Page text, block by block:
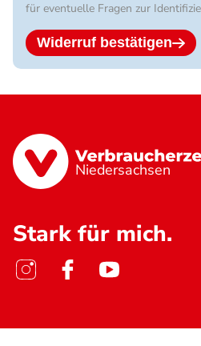
für eventuelle Fragen zur
Widerruf bestätigen
Niedersachsen
Stark für mich.